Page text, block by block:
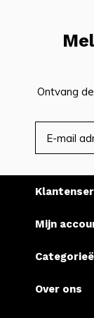
Ontvang
Mijn
Over ons